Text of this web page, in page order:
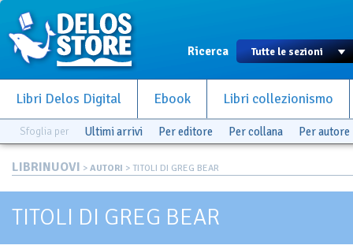
Ricerca
Libri Delos Digital Ebook Libri collezionismo
Sfoglia per Ultimi arrivi Per editore Per collana Per autore
LIBRINUOVI > AUTORI > TITOLI DI GREG BEAR
TITOLI DI GREG BEAR